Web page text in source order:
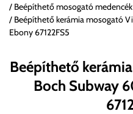
Beépíthető mosogató medencék
Beépíthető kerámia mosogató
Ebony 67122FS5
Beépíthető
Boch Subway